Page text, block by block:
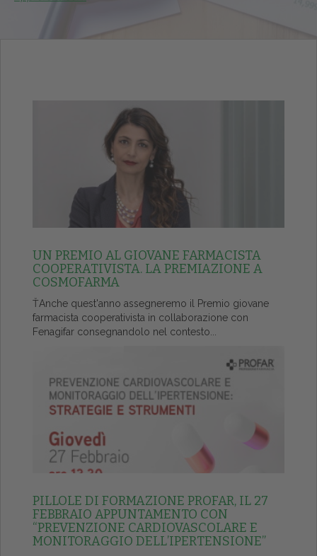
UN PREMIO AL GIOVANE FARMACISTA
COOPERATIVISTA. LA PREMIAZIONE A
COSMOFARMA
ŤAnche quest'anno assegneremo il Premio giovane
farmacista cooperativista in collaborazione con
Fenagifar consegnandolo nel contesto...
PILLOLE DI FORMAZIONE PROFAR, IL 27
FEBBRAIO APPUNTAMENTO CON
“PREVENZIONE CARDIOVASCOLARE E
MONITORAGGIO DELL’IPERTENSIONE”